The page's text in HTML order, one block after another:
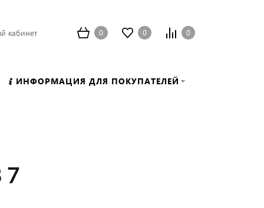
кабинет 0 0 0
ИНФОРМАЦИЯ ДЛЯ ПОКУПАТЕЛЕЙ
7